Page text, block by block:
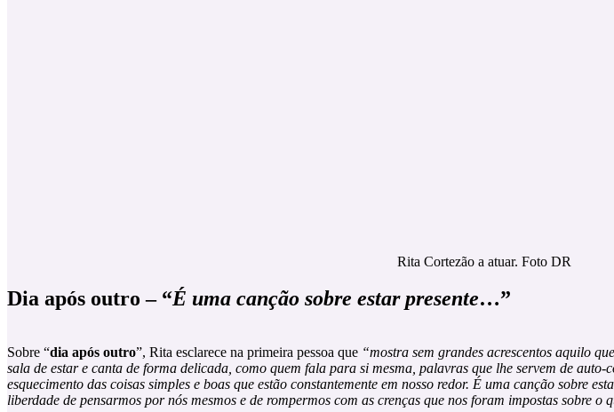
Rita Cortezão a atuar. Foto DR
Dia após outro – “É uma canção sobre estar presente…”
Sobre “dia após outro”, Rita esclarece na primeira pessoa que “mostra sem grandes acrescentos aquilo
sala de estar e canta de forma delicada, como quem fala para si mesma, palavras que lhe servem de
esquecimento das coisas simples e boas que estão constantemente em nosso redor. É uma canção sobre
liberdade de pensarmos por nós mesmos e de rompermos com as crenças que nos foram impostas sobre o